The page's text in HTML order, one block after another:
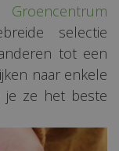
Groencentrum
selectie
tot een
naar enkele
je ze het beste